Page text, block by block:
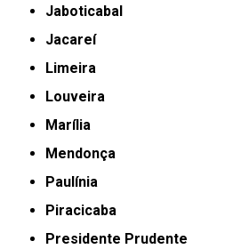
Jaboticabal
Jacareí
Limeira
Louveira
Marília
Mendonça
Paulínia
Piracicaba
Presidente Prudente